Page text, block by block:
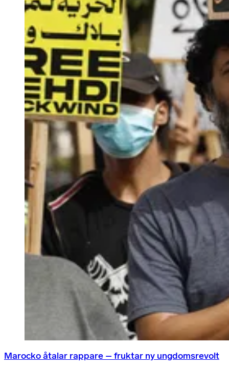
Marocko åtalar rappare – fruktar ny ungdomsrevolt